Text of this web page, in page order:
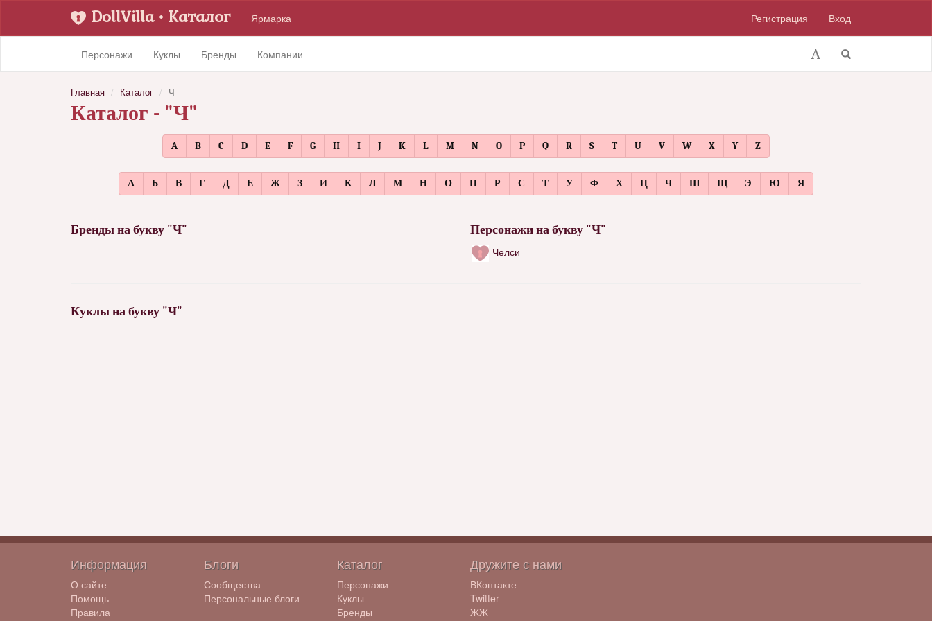
DollVilla• Каталог Ярмарка Регистрация Вход
Персонажи Куклы Бренды Компании
Главная Каталог Ч
Каталог - "Ч"
A B C D E F G H I J K L M N O P Q R S T U V W X Y Z
А Б В Г Д Е Ж З И К Л М Н О П Р С Т У Ф Х Ц Ч Ш Щ Э Ю Я
Бренды на букву "Ч" Персонажи на букву "Ч"
Челси
Куклы на букву "Ч"
Информация
О сайте
Помощь
Правила
Блоги
Сообщества
Персональные блоги
Каталог
Персонажи
Куклы
Бренды
Дружите с нами
ВКонтакте
Twitter
ЖЖ